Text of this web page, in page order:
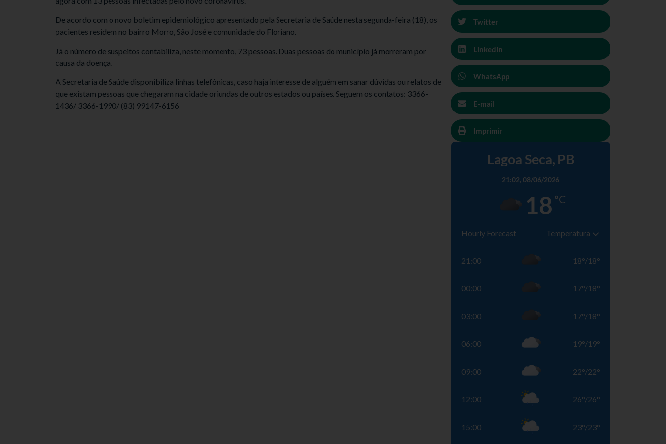
De acordo com o novo boletim epidemiológico apresentado pela Secretaria de Saúde nesta segunda-feira (18), os
pacientes residem no bairro Morro, São José e comunidade do Floriano.
Já o número de suspeitos contabiliza, neste momento, 73 pessoas. Duas pessoas do município já morreram por
causa da doença.
A Secretaria de Saúde disponibiliza linhas telefônicas, caso haja interesse de alguém em sanar dúvidas ou relatos de
que existam pessoas que chegaram na cidade oriundas de outros estados ou países. Seguem os contatos: 3366-
1436/ 3366-1990/ (83) 99147-6156
Twitter
LinkedIn
WhatsApp
E-mail
Imprimir
Lagoa Seca, PB
21:02, 08/06/2026
18 °C
Hourly Forecast
21:00 18°/18°
00:00 17°/18°
03:00 17°/18°
06:00 19°/19°
09:00 22°/22°
12:00 26°/26°
15:00 23°/23°